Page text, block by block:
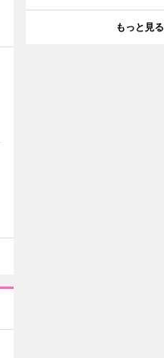
もっと見る